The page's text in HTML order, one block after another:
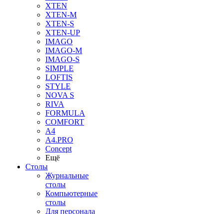
XTEN
XTEN-M
XTEN-S
XTEN-UP
IMAGO
IMAGO-M
IMAGO-S
SIMPLE
LOFTIS
STYLE
NOVA S
RIVA
FORMULA
COMFORT
A4
A4.PRO
Concept
Ещё
Столы
Журнальные
столы
Компьютерные
столы
Для персонала